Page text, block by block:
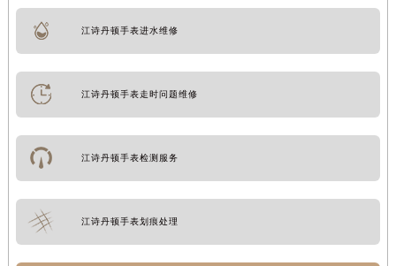
江诗丹顿手表进水维修
江诗丹顿手表走时问题维修
江诗丹顿手表检测服务
江诗丹顿手表划痕处理